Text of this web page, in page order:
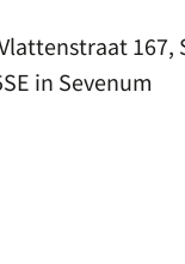
167,
in Sevenum